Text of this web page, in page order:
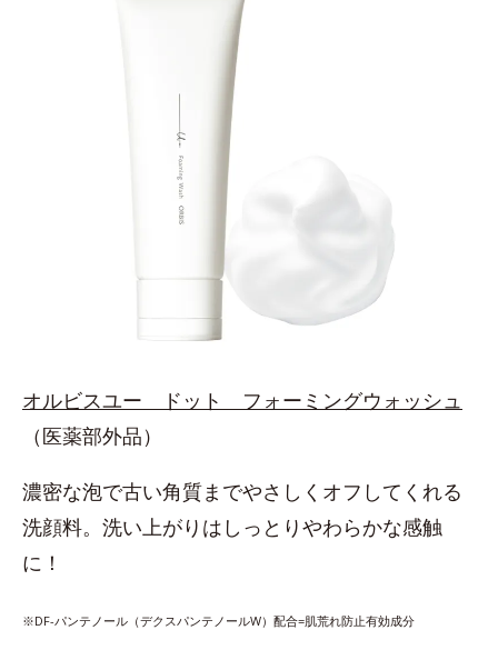
オルビスユー ドット フォーミングウォッシュ
（医薬部外品）
濃密な泡で古い角質までやさしくオフしてくれる
洗顔料。洗い上がりはしっとりやわらかな感触
に！
※DF-パンテノール（デクスパンテノールW）配合=肌荒れ防止有効成分